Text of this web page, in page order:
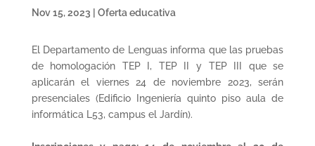
Nov 15, 2023 Oferta educativa
El Departamento de Lenguas informa que las pruebas
de homologación TEP I, TEP II y TEP III que se
aplicarán el viernes 24 de noviembre 2023, serán
presenciales (Edificio Ingeniería quinto piso aula de
informática L53, campus el Jardín).